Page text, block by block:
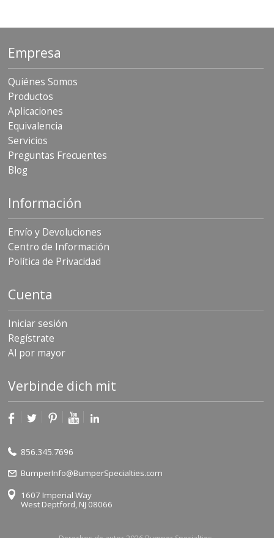
Empresa
Quiénes Somos
Productos
Aplicaciones
Equivalencia
Servicios
Preguntas Frecuentes
Blog
Información
Envío y Devoluciones
Centro de Información
Política de Privacidad
Cuenta
Iniciar sesión
Regístrate
Al por mayor
Verbinde dich mit
856.345.7696
BumperInfo@BumperSpecialties.com
1607 Imperial Way
West Deptford, NJ 08066